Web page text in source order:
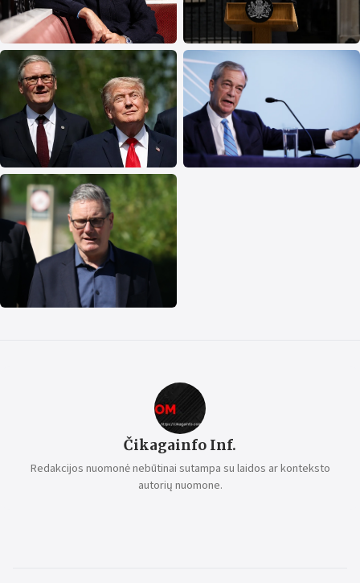
Čikagainfo Inf.
Redakcijos nuomonė nebūtinai sutampa su laidos ar konteksto
autorių nuomone.